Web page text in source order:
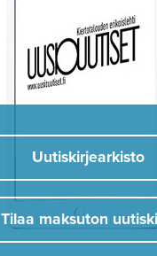
Uutiskirjearkisto
Tilaa maksuton